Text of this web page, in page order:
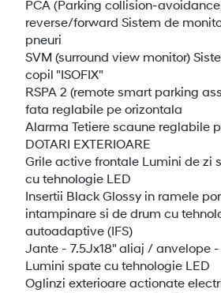
PCA (Parking collision-
reverse/forward Sistem de
pneuri
SVM (surround view monitor)
copil "ISOFIX"
RSPA 2 (remote smart parking
fata reglabile pe orizontala
Alarma Tetiere scaune reglabile
DOTARI EXTERIOARE
Grile active frontale Lumini de zi
cu tehnologie LED
Insertii Black Glossy in ramele
intampinare si de drum cu
autoadaptive (IFS)
Jante - 7.5Jx18" aliaj / anvelope
Lumini spate cu tehnologie LED
Oglinzi exterioare actionate